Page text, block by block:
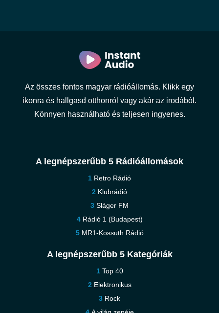
Az összes fontos magyar rádióállomás. Klikk egy
ikonra és hallgasd otthonról vagy akár az irodából.
Könnyen használható és teljesen ingyenes.
A legnépszerűbb 5 Rádióállomások
Retro Rádió
Klubrádió
Sláger FM
Rádió 1 (Budapest)
MR1-Kossuth Rádió
A legnépszerűbb 5 Kategóriák
Top 40
Elektronikus
Rock